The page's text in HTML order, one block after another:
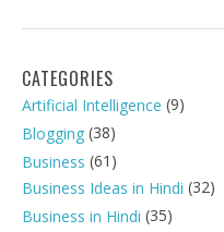
CATEGORIES
Artificial Intelligence (9)
Blogging (38)
Business (61)
Business Ideas in Hindi (32)
Business in Hindi (35)